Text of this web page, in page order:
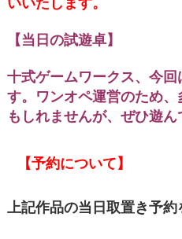
【当日の試遊卓】
十式ゲームワークス、今
す。ワンオペ運営のため
もしれませんが、ぜひ遊ん
【予約について】
上記作品の当日取置き予約